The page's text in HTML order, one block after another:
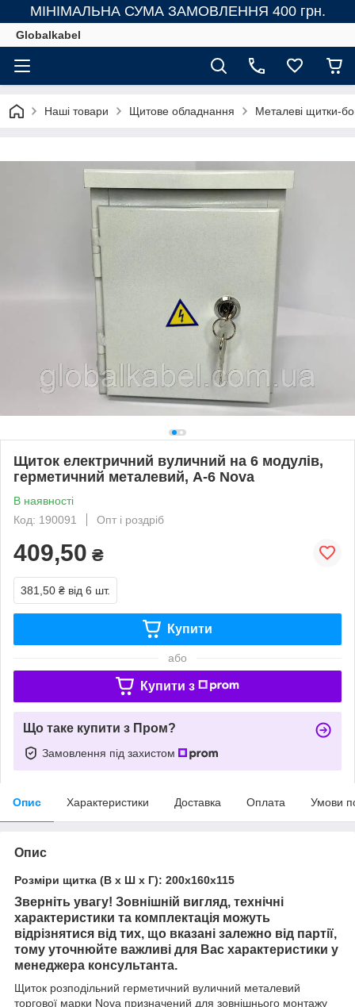
МІНІМАЛЬНА СУМА ЗАМОВЛЕННЯ 400 грн.
Globalkabel
Наші товари Щитове обладнання Металеві щитки-
Щиток електричний вуличний на 6 модулів,
герметичний металевий, А-6 Nova
В наявності
Код: 190091
Опт і роздріб
409,50 ₴
381,50 ₴ від 6 шт.
Купити
або
Купити з
Що таке купити з Пром?
Замовлення під захистом
Опис Характеристики Доставка Оплата Умови
Опис
Розміри щитка (В х Ш х Г): 200х160х115
Зверніть увагу! Зовнішній вигляд, технічні
характеристики та комплектація можуть
відрізнятися від тих, що вказані залежно від партії,
тому уточнюйте важливі для Вас характеристики у
менеджера консультанта.
Щиток розподільний герметичний вуличний металевий
торгової марки Nova призначений для зовнішнього монтажу